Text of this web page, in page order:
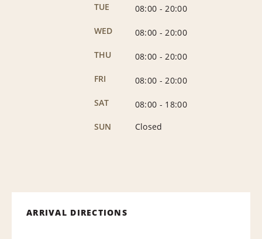
TUE
08:00 - 20:00
WED
08:00 - 20:00
THU
08:00 - 20:00
FRI
08:00 - 20:00
SAT
08:00 - 18:00
SUN
Closed
ARRIVAL DIRECTIONS